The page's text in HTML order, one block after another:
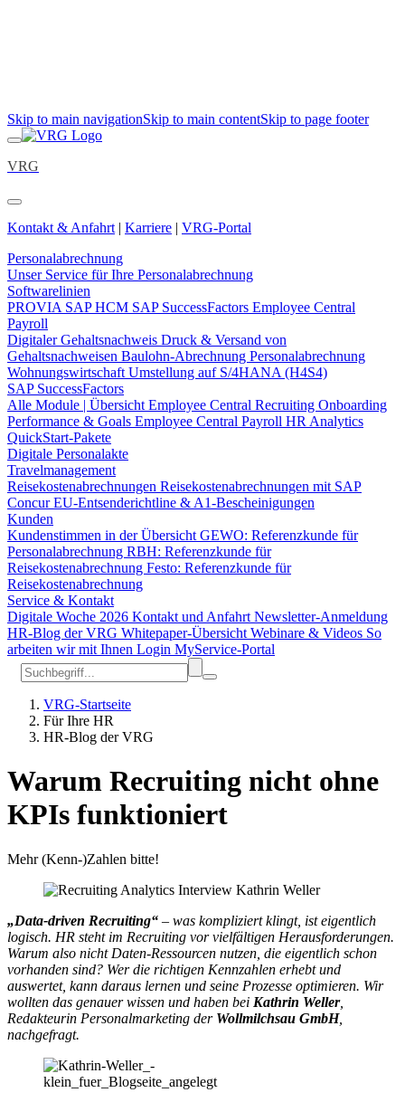
Skip to main navigationSkip to main contentSkip to page footer
VRG
Kontakt & Anfahrt | Karriere | VRG-Portal
Personalabrechnung
Unser Service für Ihre Personalabrechnung
Softwarelinien
PROVIA SAP HCM SAP SuccessFactors Employee Central
Payroll
Digitaler Gehaltsnachweis Druck & Versand von
Gehaltsnachweisen Baulohn-Abrechnung Personalabrechnung
Wohnungswirtschaft Umstellung auf S/4HANA (H4S4)
SAP SuccessFactors
Alle Module | Übersicht Employee Central Recruiting Onboarding
Performance & Goals Employee Central Payroll HR Analytics
QuickStart-Pakete
Digitale Personalakte
Travelmanagement
Reisekostenabrechnungen Reisekostenabrechnungen mit SAP
ConcurEU-Entsenderichtline & A1-Bescheinigungen
Kunden
Kundenstimmen in der Übersicht GEWO: Referenzkunde für
Personalabrechnung RBH: Referenzkunde für
Reisekostenabrechnung Festo: Referenzkunde für
Reisekostenabrechnung
Service & Kontakt
Digitale Woche 2026 Kontakt und Anfahrt Newsletter-Anmeldung
HR-Blog der VRG Whitepaper-Übersicht Webinare & Videos So
arbeiten wir mit Ihnen Login MyService-Portal
VRG-Startseite
Für Ihre HR
HR-Blog der VRG
Warum Recruiting nicht ohne
KPIs funktioniert
Mehr (Kenn-)Zahlen bitte!
„Data-driven Recruiting“ – was kompliziert klingt, ist eigentlich
logisch. HR steht im Recruiting vor vielfältigen Herausforderungen.
Warum also nicht Daten-Ressourcen nutzen, die eigentlich schon
vorhanden sind? Wer die richtigen Kennzahlen erhebt und
auswertet, kann daraus lernen und seine Prozesse optimieren. Wir
wollten das genauer wissen und haben bei Kathrin Weller,
Redakteurin Personalmarketing der Wollmilchsau GmbH,
nachgefragt.